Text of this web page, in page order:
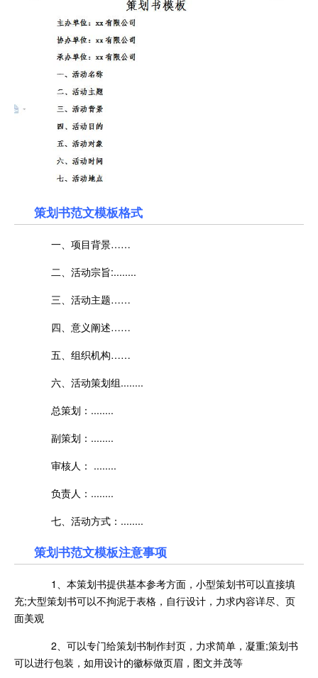
策划书范文模板格式
一、项目背景……
二、活动宗旨:........
三、活动主题……
四、意义阐述……
五、组织机构……
六、活动策划组........
总策划：........
副策划：........
审核人： ........
负责人：........
七、活动方式：........
策划书范文模板注意事项
1、本策划书提供基本参考方面，小型策划书可以直接填
充;大型策划书可以不拘泥于表格，自行设计，力求内容详尽、页
面美观
2、可以专门给策划书制作封页，力求简单，凝重;策划书
可以进行包装，如用设计的徽标做页眉，图文并茂等